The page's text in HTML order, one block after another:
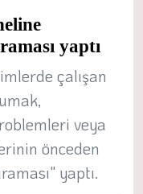
yaptı
çalışan
veya
önceden
yaptı.